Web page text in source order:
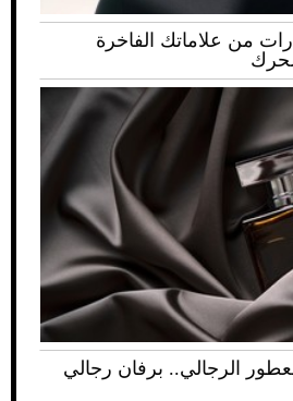
لا تُقاوم: 5 نظارات من علاماتك الفاخرة
الرجالي.. برفان رجالي